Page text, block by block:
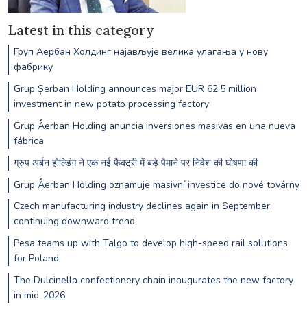
Latest in this category
Груп Аербан Холдинг најављује велика улагања у нову
фабрику
Grup Șerban Holding announces major EUR 62.5 million
investment in new potato processing factory
Grup Åerban Holding anuncia inversiones masivas en una nueva
fábrica
ग्रुप अर्बन होल्डिंग ने एक नई फैक्ट्री में बड़े पैमाने पर निवेश की घोषणा की
Grup Åerban Holding oznamuje masivní investice do nové továrny
Czech manufacturing industry declines again in September,
continuing downward trend
Pesa teams up with Talgo to develop high-speed rail solutions
for Poland
The Dulcinella confectionery chain inaugurates the new factory
in mid-2026